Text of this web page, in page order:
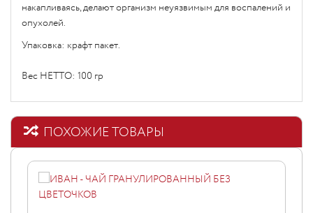
накапливаясь, делают организм неуязвимым для воспалений и
опухолей.
Упаковка: крафт пакет.
Вес НЕТТО: 100 гр
ПОХОЖИЕ ТОВАРЫ